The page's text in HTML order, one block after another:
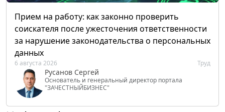
Прием на работу: как законно проверить
соискателя после ужесточения ответственности
за нарушение законодательства о персональных
данных
6 августа 2026 Труд
Русанов Сергей
Основатель и генеральный директор портала
"ЗАЧЕСТНЫЙБИЗНЕС"